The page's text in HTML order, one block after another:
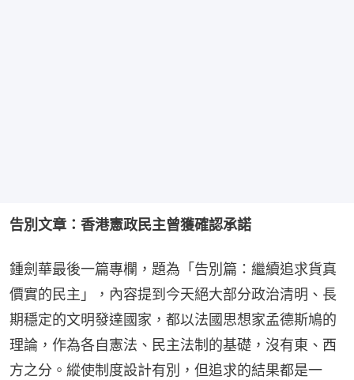
告別文章：香港憲政民主曾獲確認承諾
鍾劍華最後一篇專欄，題為「告別篇：繼續追求貨真
價實的民主」，內容提到今天絕大部分政治清明、長
期穩定的文明發達國家，都以法國思想家孟德斯鳩的
理論，作為各自憲法、民主法制的基礎，沒有東、西
方之分。縱使制度設計有別，但追求的結果都是一